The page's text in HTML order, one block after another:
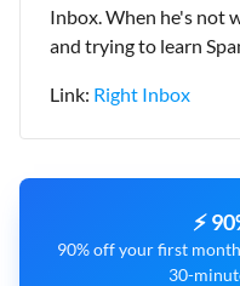
Inbox. When he's not
and trying to learn
Link: Right Inbox
⚡
90% off your first
30-